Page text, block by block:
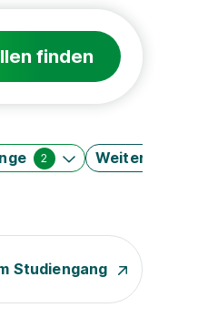
finden
2 Weitere Filter
Studiengang